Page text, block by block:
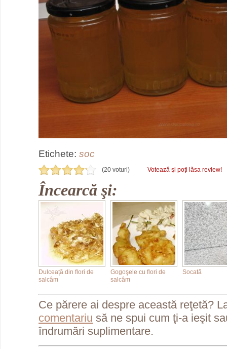
Etichete: soc
(20 voturi) Votează şi poți lăsa review!
Încearcă şi:
Dulceață din flori de
salcâm
Gogoşele cu flori de
salcâm
Socată
Ce părere ai despre această reţetă?
comentariu să ne spui cum ţi-a ieşit
îndrumări suplimentare.